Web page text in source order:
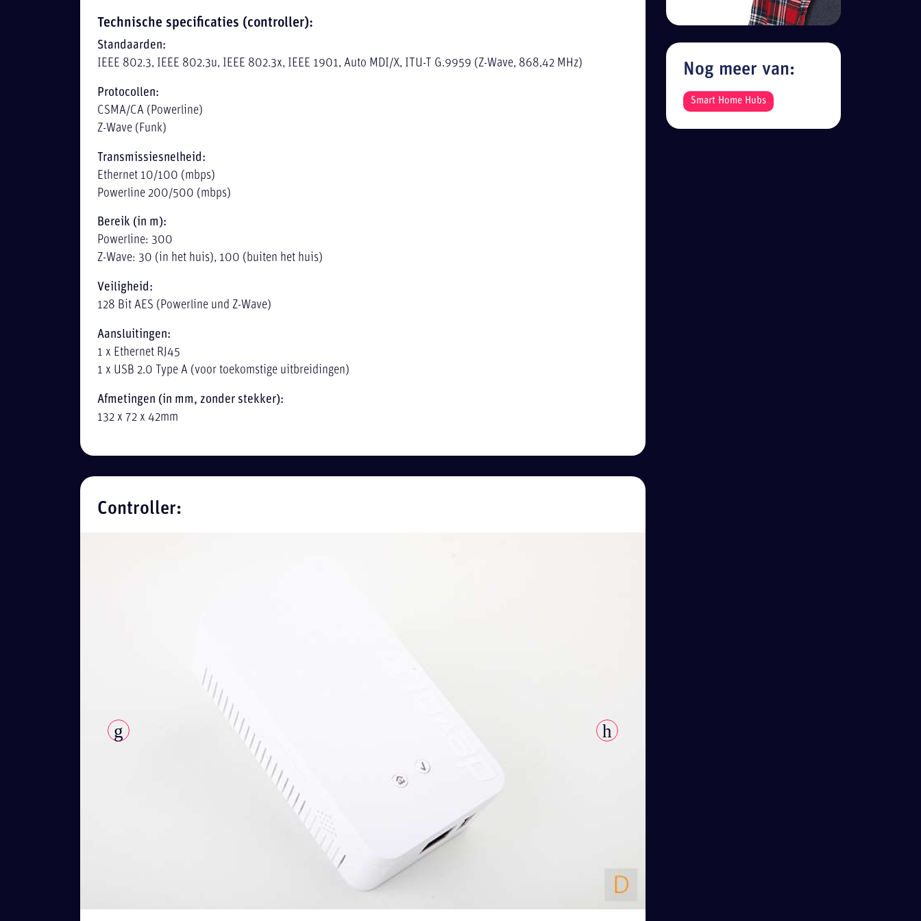
Technische specificaties (controller):
Standaarden:
IEEE 802.3, IEEE 802.3u, IEEE 802.3x, IEEE 1901, Auto MDI/X, ITU-T G.9959 (Z-Wave, 868,42 MHz)
Protocollen:
CSMA/CA (Powerline)
Z-Wave (Funk)
Transmissiesnelheid:
Ethernet 10/100 (mbps)
Powerline 200/500 (mbps)
Bereik (in m):
Powerline: 300
Z-Wave: 30 (in het huis), 100 (buiten het huis)
Veiligheid:
128 Bit AES (Powerline und Z-Wave)
Aansluitingen:
1 x Ethernet RJ45
1 x USB 2.0 Type A (voor toekomstige uitbreidingen)
Afmetingen (in mm, zonder stekker):
132 x 72 x 42mm
Controller:
Nog meer van:
Smart Home Hubs